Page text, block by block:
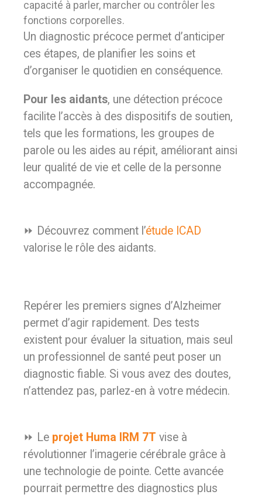
capacité à parler, marcher ou contrôler les
fonctions corporelles.
Un diagnostic précoce permet d’anticiper
ces étapes, de planifier les soins et
d’organiser le quotidien en conséquence.
Pour les aidants, une détection précoce
facilite l’accès à des dispositifs de soutien,
tels que les formations, les groupes de
parole ou les aides au répit, améliorant ainsi
leur qualité de vie et celle de la personne
accompagnée.
⏩ Découvrez comment l’étude ICAD
valorise le rôle des aidants.
Repérer les premiers signes d’Alzheimer
permet d’agir rapidement. Des tests
existent pour évaluer la situation, mais seul
un professionnel de santé peut poser un
diagnostic fiable. Si vous avez des doutes,
n’attendez pas, parlez-en à votre médecin.
⏩ Le projet Huma IRM 7T vise à
révolutionner l’imagerie cérébrale grâce à
une technologie de pointe. Cette avancée
pourrait permettre des diagnostics plus